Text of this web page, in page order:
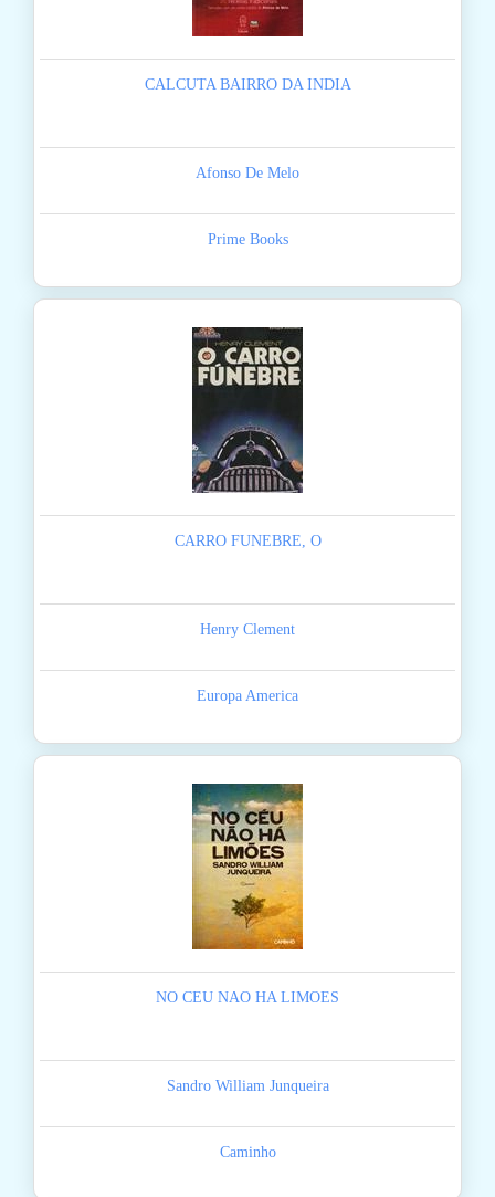
CALCUTA BAIRRO DA INDIA
Afonso De Melo
Prime Books
CARRO FUNEBRE, O
Henry Clement
Europa America
NO CEU NAO HA LIMOES
Sandro William Junqueira
Caminho